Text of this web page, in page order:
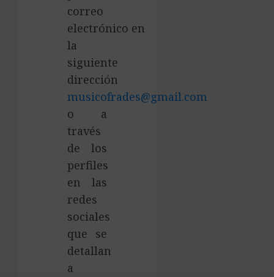
correo
electrónico en
la
siguiente
dirección
musicofrades@gmail.com
o a
través
de los
perfiles
en las
redes
sociales
que se
detallan
a